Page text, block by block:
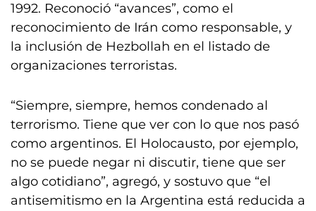
1992. Reconoció “avances”, como el
reconocimiento de Irán como responsable, y
la inclusión de Hezbollah en el listado de
organizaciones terroristas.
“Siempre, siempre, hemos condenado al
terrorismo. Tiene que ver con lo que nos pasó
como argentinos. El Holocausto, por ejemplo,
no se puede negar ni discutir, tiene que ser
algo cotidiano”, agregó, y sostuvo que “el
antisemitismo en la Argentina está reducida a